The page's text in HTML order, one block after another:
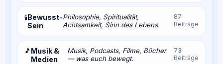
🕯️Bewusst-
Sein
Philosophie, Spiritualität,
Achtsamkeit, Sinn des Lebens.
87
Beiträge
🎵 Musik &
Medien
Musik, Podcasts, Filme, Bücher
— was euch bewegt.
73
Beiträge